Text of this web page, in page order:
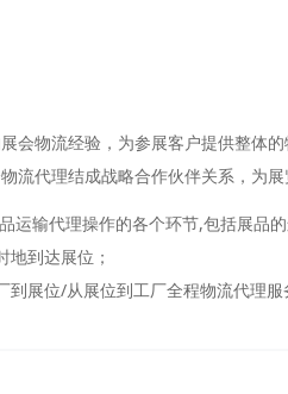
会物流经验，为参展客户提供整体
流代理结成战略合作伙伴关系，为
输代理操作的各个环节,包括展品
到达展位；
展位/从展位到工厂全程物流代理服